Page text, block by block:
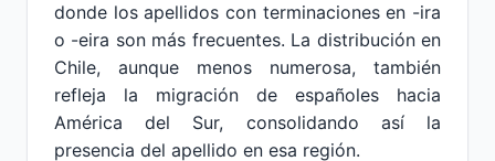
donde los apellidos con terminaciones en -ira
o -eira son más frecuentes. La distribución en
Chile, aunque menos numerosa, también
refleja la migración de españoles hacia
América del Sur, consolidando así la
presencia del apellido en esa región.